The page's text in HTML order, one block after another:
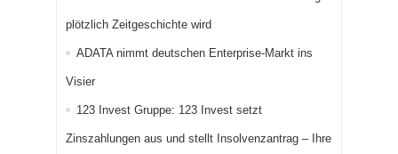
plötzlich Zeitgeschichte wird
ADATA nimmt deutschen Enterprise-Markt ins
Visier
123 Invest Gruppe: 123 Invest setzt
Zinszahlungen aus und stellt Insolvenzantrag – Ihre